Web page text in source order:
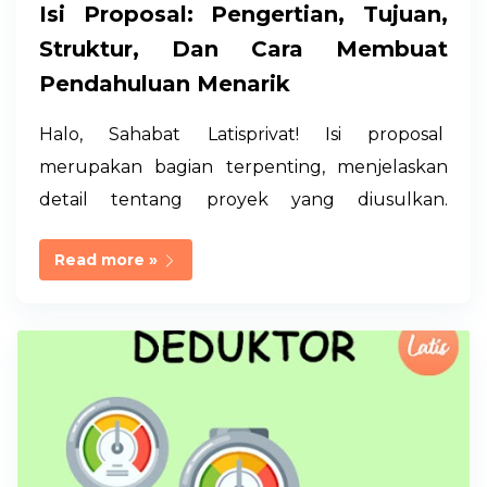
Isi Proposal: Pengertian, Tujuan,
Struktur, Dan Cara Membuat
Pendahuluan Menarik
Halo, Sahabat Latisprivat! Isi proposal
merupakan bagian terpenting, menjelaskan
detail tentang proyek yang diusulkan.
proposal merupakan landasan penting yang
dalam menyampaikan ide serta tujuan proyek
yang diusulkan. Terletak di bagian awal
dokumen, pendahuluan memiliki peran
utama untuk menarik perhatian pembaca dan
memberikan gambaran menyeluruh tentang
Read more »